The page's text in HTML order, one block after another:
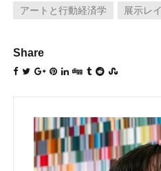
アートと行動経済学 展示レ
Share